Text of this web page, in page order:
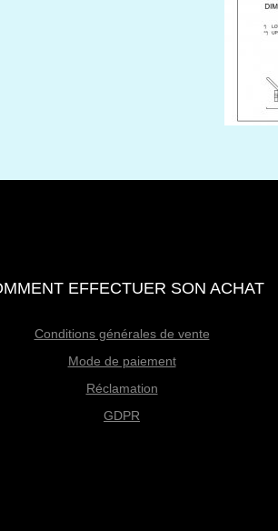
EFFECTUER SON ACHAT
Conditions générales de vente
Mode de paiement
Réclamation
GDPR